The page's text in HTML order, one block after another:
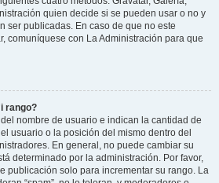
quien decide si se pueden usar o no y
ser publicadas. En caso de que no este
comuníquese con La Administración para que
rango?
nombre de usuario e indican la cantidad de
usuario o la posición del mismo dentro del
En general, no puede cambiar su
determinado por la administración. Por favor,
publicación solo para incrementar su rango. La